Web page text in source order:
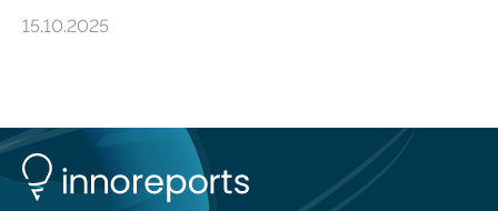
Doch mit der immensen Zahl einzelner Batteriezellen,
Projekt KV-BATT diese Verluste reduzieren und
erhöhen dazu die Spannung um das Zehn- bis
Zwanzigfache. Ein kleiner Exkurs zurück in die Schulzeit:
15.10.2025